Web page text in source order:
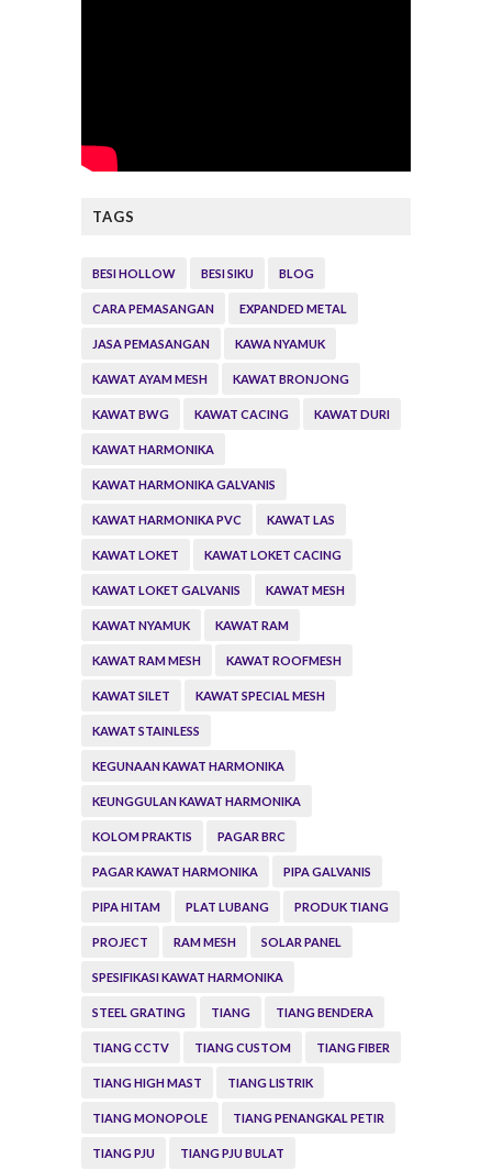
TAGS
BESI HOLLOW BESI SIKU BLOG
CARA PEMASANGAN EXPANDED METAL
JASA PEMASANGAN KAWA NYAMUK
KAWAT AYAM MESH KAWAT BRONJONG
KAWAT BWG KAWAT CACING KAWAT DURI
KAWAT HARMONIKA
KAWAT HARMONIKA GALVANIS
KAWAT HARMONIKA PVC KAWAT LAS
KAWAT LOKET KAWAT LOKET CACING
KAWAT LOKET GALVANIS KAWAT MESH
KAWAT NYAMUK KAWAT RAM
KAWAT RAM MESH KAWAT ROOFMESH
KAWAT SILET KAWAT SPECIAL MESH
KAWAT STAINLESS
KEGUNAAN KAWAT HARMONIKA
KEUNGGULAN KAWAT HARMONIKA
KOLOM PRAKTIS PAGAR BRC
PAGAR KAWAT HARMONIKA PIPA GALVANIS
PIPA HITAM PLAT LUBANG PRODUK TIANG
PROJECT RAM MESH SOLAR PANEL
SPESIFIKASI KAWAT HARMONIKA
STEEL GRATING TIANG TIANG BENDERA
TIANG CCTV TIANG CUSTOM TIANG FIBER
TIANG HIGH MAST TIANG LISTRIK
TIANG MONOPOLE TIANG PENANGKAL PETIR
TIANG PJU TIANG PJU BULAT